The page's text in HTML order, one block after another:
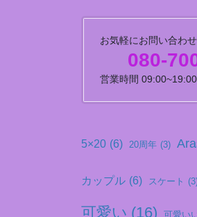
お気軽にお問い合わせ
080-
営業時間 09:00~19:00
5×20 (6) 20周年 (3)
カップル (6) スケート
可愛い (16)